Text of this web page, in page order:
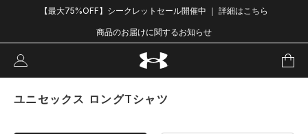
【最大75%OFF】シークレットセール開催中 ｜ 詳細はこちら
商品のお届けに関するお知らせ
ユニセックス ロングTシャツ